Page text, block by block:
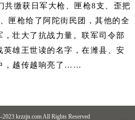
共缴获日军大枪、匣枪8支、歪把
匣枪给了阿陀街民团，其他的全
，壮大了抗战力量。联军司令部
英雄王世读的名字，在潍县、安
，越传越响亮了……
krzzjn.com All Rights Reserved